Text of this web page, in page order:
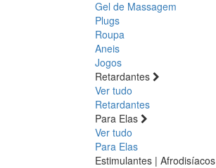
Gel de Massagem
Plugs
Roupa
Aneis
Jogos
Retardantes
Ver tudo
Retardantes
Para Elas
Ver tudo
Para Elas
Estimulantes | Afrodisíacos